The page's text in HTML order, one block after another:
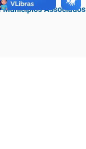
Associados